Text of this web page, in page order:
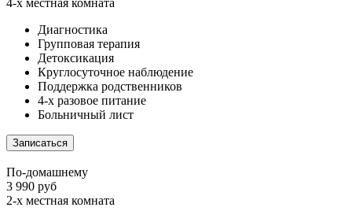
4-х местная комната
Диагностика
Групповая терапия
Детоксикация
Круглосуточное наблюдение
Поддержка родственников
4-х разовое питание
Больничный лист
Записаться
По-домашнему
3 990 руб
2-х местная комната